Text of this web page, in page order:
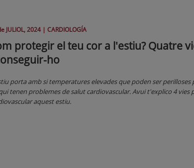
JULIOL, 2024 | CARDIOLOGÍA
protegir el teu cor a l'estiu? Quatre
ho
porta amb si temperatures elevades que poden ser perilloses
tenen problemes de salut cardiovascular. Avui t'explico 4 vies
aquest estiu.